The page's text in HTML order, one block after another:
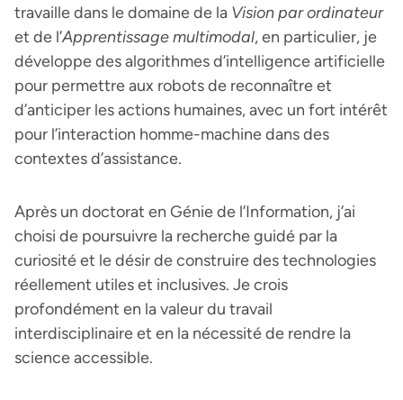
travaille dans le domaine de la Vision par ordinateur
et de l’Apprentissage multimodal, en particulier, je
développe des algorithmes d’intelligence artificielle
pour permettre aux robots de reconnaître et
d’anticiper les actions humaines, avec un fort intérêt
pour l’interaction homme-machine dans des
contextes d’assistance.
Après un doctorat en Génie de l’Information, j’ai
choisi de poursuivre la recherche guidé par la
curiosité et le désir de construire des technologies
réellement utiles et inclusives. Je crois
profondément en la valeur du travail
interdisciplinaire et en la nécessité de rendre la
science accessible.